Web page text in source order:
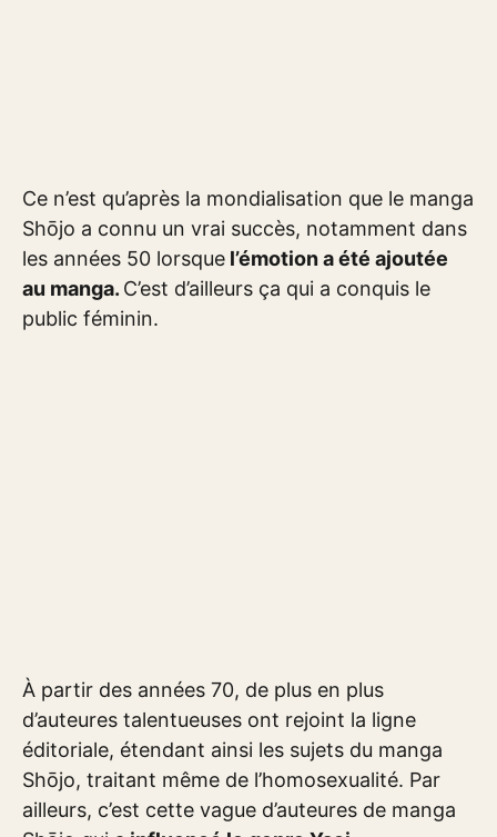
Ce n’est qu’après la mondialisation que le manga
Shōjo a connu un vrai succès, notamment dans
les années 50 lorsque l’émotion a été ajoutée
au manga. C’est d’ailleurs ça qui a conquis le
public féminin.
À partir des années 70, de plus en plus
d’auteures talentueuses ont rejoint la ligne
éditoriale, étendant ainsi les sujets du manga
Shōjo, traitant même de l’homosexualité. Par
ailleurs, c’est cette vague d’auteures de manga